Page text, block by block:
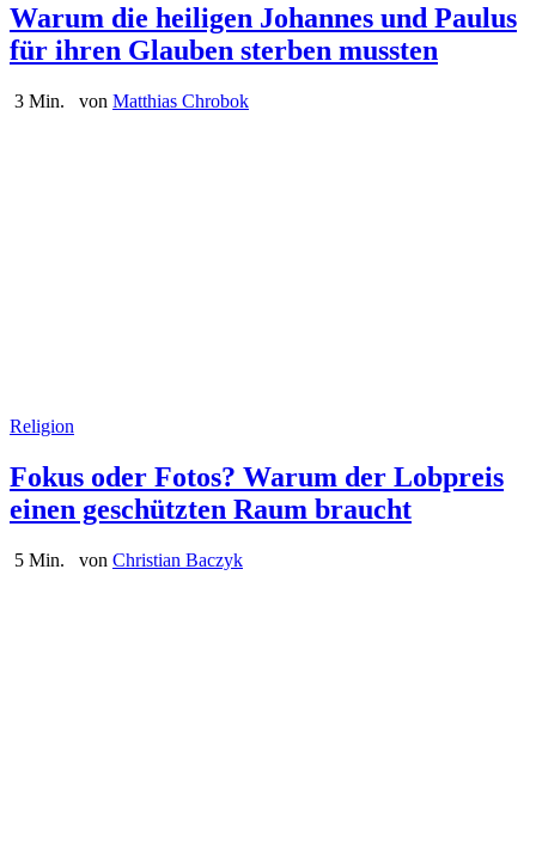
Warum die heiligen Johannes und Paulus
für ihren Glauben sterben mussten
3 Min. von Matthias Chrobok
Religion
Fokus oder Fotos? Warum der Lobpreis
einen geschützten Raum braucht
5 Min. von Christian Baczyk